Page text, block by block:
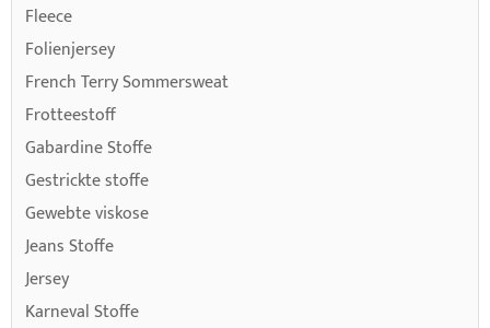
Fleece
Folienjersey
French Terry Sommersweat
Frotteestoff
Gabardine Stoffe
Gestrickte stoffe
Gewebte viskose
Jeans Stoffe
Jersey
Karneval Stoffe